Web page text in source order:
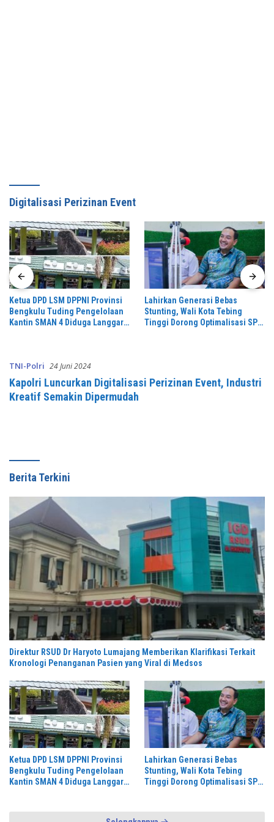
Digitalisasi Perizinan Event
Ketua DPD LSM DPPNI Provinsi
Bengkulu Tuding Pengelolaan
Kantin SMAN 4 Diduga Langgar
Lahirkan Generasi Bebas
Stunting, Wali Kota Tebing
Tinggi Dorong Optimalisasi SP3
TNI-Polri 24 Juni 2024
Kapolri Luncurkan Digitalisasi Perizinan Event, Industri
Kreatif Semakin Dipermudah
Berita Terkini
Direktur RSUD Dr Haryoto Lumajang Memberikan Klarifikasi Terkait
Kronologi Penanganan Pasien yang Viral di Medsos
Ketua DPD LSM DPPNI Provinsi
Bengkulu Tuding Pengelolaan
Kantin SMAN 4 Diduga Langgar
Lahirkan Generasi Bebas
Stunting, Wali Kota Tebing
Tinggi Dorong Optimalisasi SP3